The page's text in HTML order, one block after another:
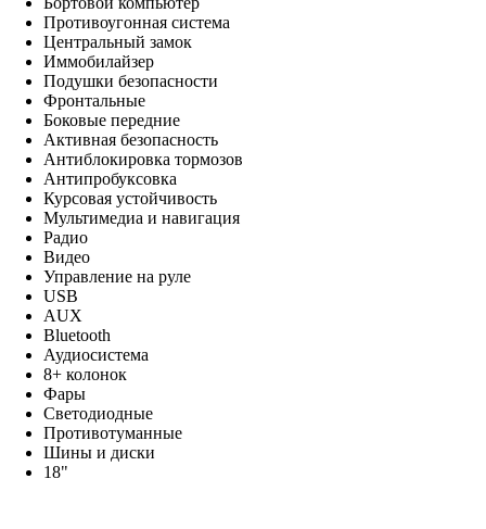
Противоугонная система
Центральный замок
Иммобилайзер
Подушки безопасности
Фронтальные
Боковые передние
Активная безопасность
Антиблокировка тормозов
Антипробуксовка
Курсовая устойчивость
Мультимедиа и навигация
Радио
Видео
Управление на руле
USB
AUX
Bluetooth
Аудиосистема
8+ колонок
Фары
Светодиодные
Противотуманные
Шины и диски
18"